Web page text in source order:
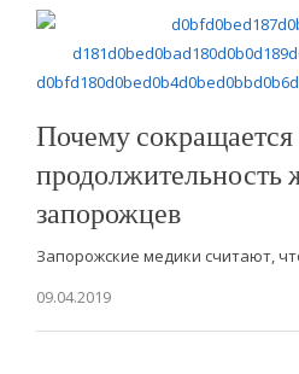
Почему сокращается
продолжительность
запорожцев
Запорожские медики считают,
09.04.2019